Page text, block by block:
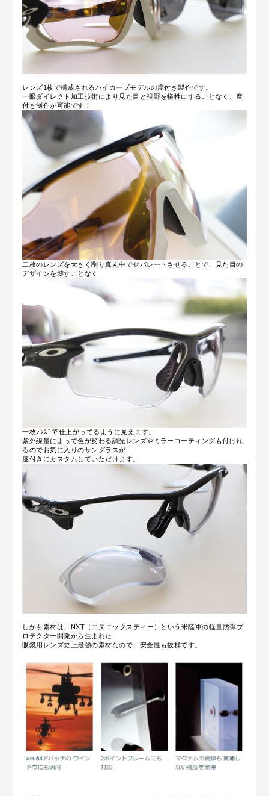
レンズ1枚で構成されるハイカーブモデルの度付き製作です。
一眼ダイレクト加工技術により見た目と視野を犠牲にすることなく、度
付き制作が可能です！
二枚のレンズを大きく削り真ん中でセパレートさせることで、見た目の
デザインを壊すことなく
一枚ﾚﾝｽﾞで仕上がってるように見えます。
紫外線量によって色が変わる調光レンズやミラーコーティングも付けれ
るのでお気に入りのサングラスが
度付きにカスタムしていただけます。
しかも素材は、NXT（エヌエックスティー）という米陸軍の軽量防弾プ
ロテクター開発から生まれた
眼鏡用レンズ史上最強の素材なので、安全性も抜群です。